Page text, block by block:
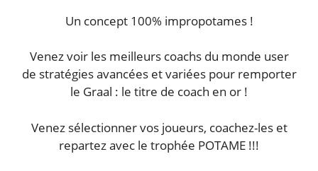
Un concept 100% impropotames !
Venez voir les meilleurs coachs du monde user
de stratégies avancées et variées pour remporter
le Graal : le titre de coach en or !
Venez sélectionner vos joueurs, coachez-les et
repartez avec le trophée POTAME !!!